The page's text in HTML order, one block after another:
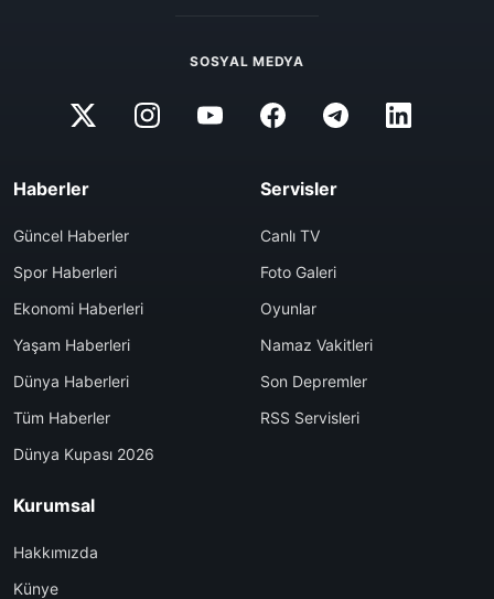
SOSYAL MEDYA
Haberler
Güncel Haberler
Spor Haberleri
Ekonomi Haberleri
Yaşam Haberleri
Dünya Haberleri
Tüm Haberler
Dünya Kupası 2026
Servisler
Canlı TV
Foto Galeri
Oyunlar
Namaz Vakitleri
Son Depremler
RSS Servisleri
Kurumsal
Hakkımızda
Künye